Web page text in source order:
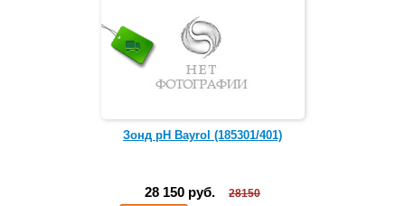
Зонд рН Bayrol (185301/401)
28 150 руб.
28150